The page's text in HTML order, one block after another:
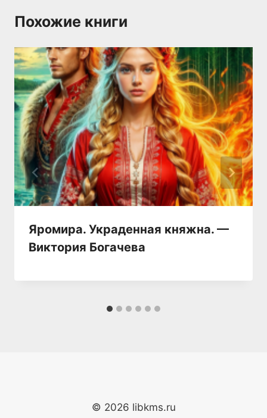
Похожие книги
Яромира. Украденная княжна. —
Виктория Богачева
© 2026 libkms.ru